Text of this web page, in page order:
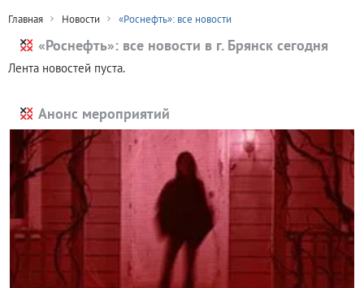
Главная Новости «Роснефть»: все новости
«Роснефть»: все новости в г. Брянск сегодня
Лента новостей пуста.
Анонс мероприятий